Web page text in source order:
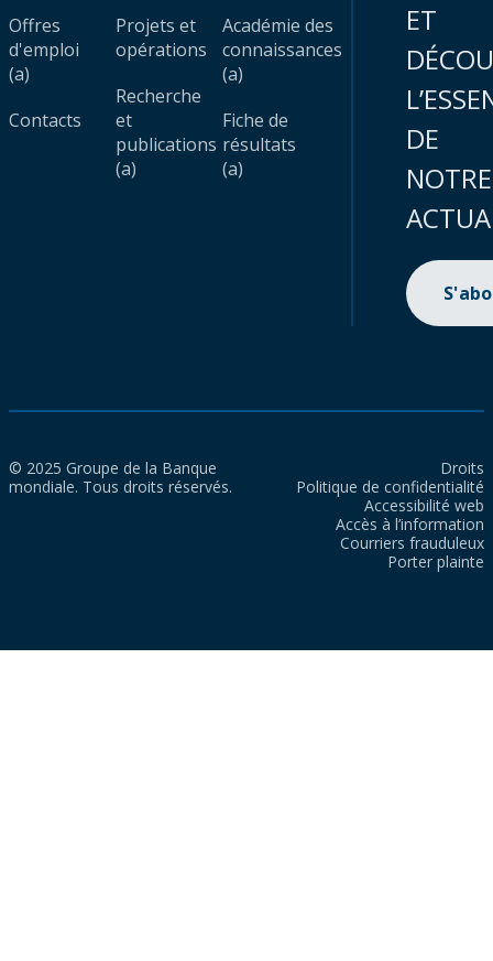
Offres
d'emploi
(a)
Contacts
Projets et
opérations
Recherche
et
publications
(a)
Académie des
connaissances
(a)
Fiche de
résultats
(a)
ET
DE
NOTRE
© 2025 Groupe de la Banque
mondiale. Tous droits réservés.
Droits
Politique de confidentialité
Accessibilité web
Accès à l’information
Courriers frauduleux
Porter plainte